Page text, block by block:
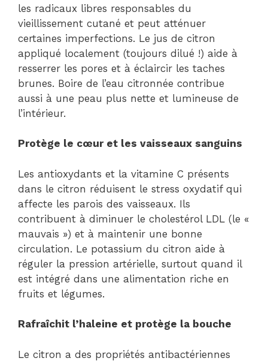
les radicaux libres responsables du
vieillissement cutané et peut atténuer
certaines imperfections. Le jus de citron
appliqué localement (toujours dilué !) aide à
resserrer les pores et à éclaircir les taches
brunes. Boire de l’eau citronnée contribue
aussi à une peau plus nette et lumineuse de
l’intérieur.
Protège le cœur et les vaisseaux sanguins
Les antioxydants et la vitamine C présents
dans le citron réduisent le stress oxydatif qui
affecte les parois des vaisseaux. Ils
contribuent à diminuer le cholestérol LDL (le «
mauvais ») et à maintenir une bonne
circulation. Le potassium du citron aide à
réguler la pression artérielle, surtout quand il
est intégré dans une alimentation riche en
fruits et légumes.
Rafraîchit l’haleine et protège la bouche
Le citron a des propriétés antibactériennes